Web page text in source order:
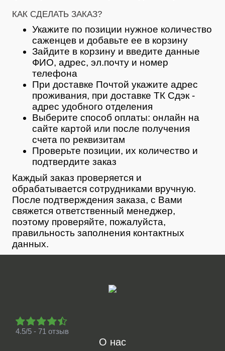
КАК СДЕЛАТЬ ЗАКАЗ?
Укажите по позиции нужное количество
саженцев и добавьте ее в корзину
Зайдите в корзину и введите данные
ФИО, адрес, эл.почту и номер
телефона
При доставке Почтой укажите адрес
проживания, при доставке ТК Сдэк -
адрес удобного отделения
Выберите способ оплаты: онлайн на
сайте картой или после получения
счета по реквизитам
Проверьте позиции, их количество и
подтвердите заказ
Каждый заказ проверяется и
обрабатывается сотрудниками вручную.
После подтверждения заказа, с Вами
свяжется ответственный менеджер,
поэтому проверяйте, пожалуйста,
правильность заполнения контактных
данных.
4.5/5 - 71 отзыв
О нас